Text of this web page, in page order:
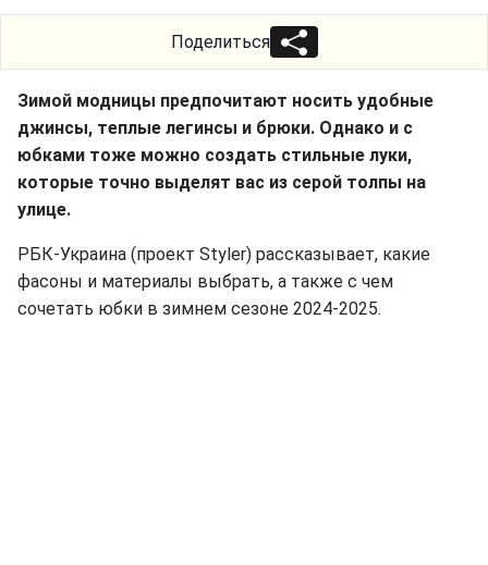
Поделиться
Зимой модницы предпочитают носить удобные
джинсы, теплые легинсы и брюки. Однако и с
юбками тоже можно создать стильные луки,
которые точно выделят вас из серой толпы на
улице.
РБК-Украина (проект Styler) рассказывает, какие
фасоны и материалы выбрать, а также с чем
сочетать юбки в зимнем сезоне 2024-2025.